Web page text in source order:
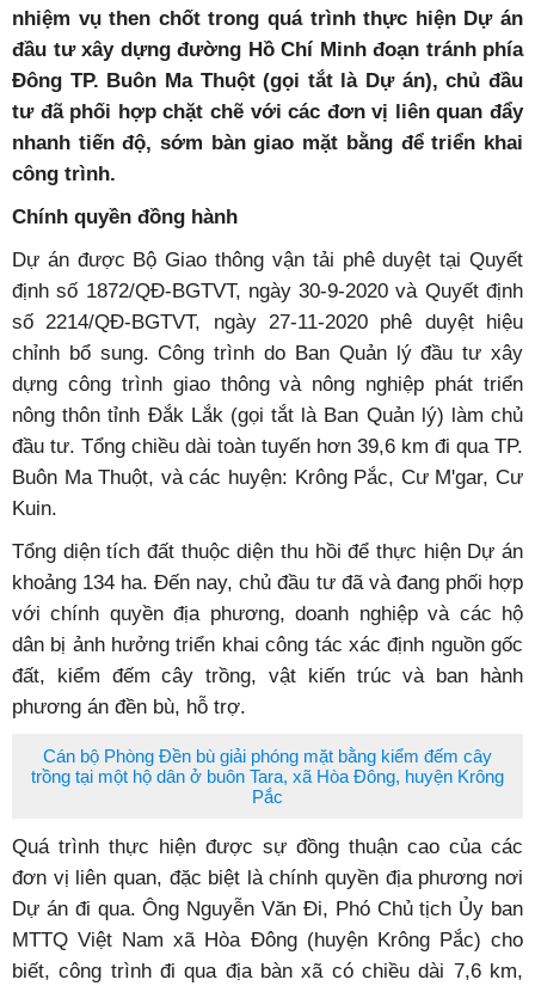
nhiệm vụ then chốt trong quá trình thực hiện Dự án
đầu tư xây dựng đường Hồ Chí Minh đoạn tránh phía
Đông TP. Buôn Ma Thuột (gọi tắt là Dự án), chủ đầu
tư đã phối hợp chặt chẽ với các đơn vị liên quan đẩy
nhanh tiến độ, sớm bàn giao mặt bằng để triển khai
công trình.
Chính quyền đồng hành
Dự án được Bộ Giao thông vận tải phê duyệt tại Quyết
định số 1872/QĐ-BGTVT, ngày 30-9-2020 và Quyết định
số 2214/QĐ-BGTVT, ngày 27-11-2020 phê duyệt hiệu
chỉnh bổ sung. Công trình do Ban Quản lý đầu tư xây
dựng công trình giao thông và nông nghiệp phát triển
nông thôn tỉnh Đắk Lắk (gọi tắt là Ban Quản lý) làm chủ
đầu tư. Tổng chiều dài toàn tuyến hơn 39,6 km đi qua TP.
Buôn Ma Thuột, và các huyện: Krông Pắc, Cư M'gar, Cư
Kuin.
Tổng diện tích đất thuộc diện thu hồi để thực hiện Dự án
khoảng 134 ha. Đến nay, chủ đầu tư đã và đang phối hợp
với chính quyền địa phương, doanh nghiệp và các hộ
dân bị ảnh hưởng triển khai công tác xác định nguồn gốc
đất, kiểm đếm cây trồng, vật kiến trúc và ban hành
phương án đền bù, hỗ trợ.
Cán bộ Phòng Đền bù giải phóng mặt bằng kiểm đếm cây
trồng tại một hộ dân ở buôn Tara, xã Hòa Đông, huyện Krông
Pắc
Quá trình thực hiện được sự đồng thuận cao của các
đơn vị liên quan, đặc biệt là chính quyền địa phương nơi
Dự án đi qua. Ông Nguyễn Văn Đi, Phó Chủ tịch Ủy ban
MTTQ Việt Nam xã Hòa Đông (huyện Krông Pắc) cho
biết, công trình đi qua địa bàn xã có chiều dài 7,6 km,